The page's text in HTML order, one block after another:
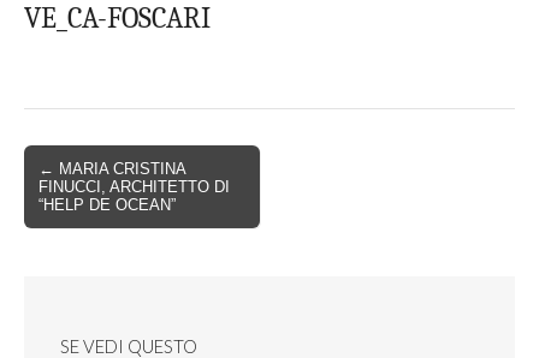
VE_CA-FOSCARI
← MARIA CRISTINA
FINUCCI, ARCHITETTO DI
“HELP DE OCEAN”
SE VEDI QUESTO